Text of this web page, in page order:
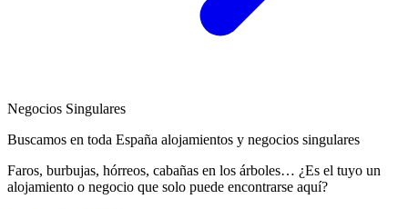
Negocios Singulares
Buscamos en toda España alojamientos y negocios singulares
Faros, burbujas, hórreos, cabañas en los árboles… ¿Es el tuyo un
alojamiento o negocio que solo puede encontrarse aquí?